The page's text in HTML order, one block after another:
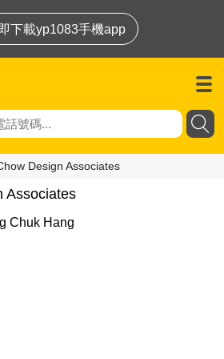
下載yp1083手機app
Design Associates
Associates
Chuk Hang